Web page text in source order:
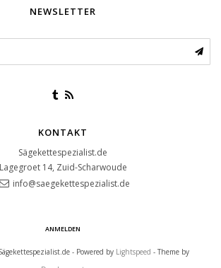
NEWSLETTER
KONTAKT
Sägekettespezialist.de
Lagegroet 14, Zuid-Scharwoude
info@saegekettespezialist.de
ANMELDEN
- Powered by Lightspeed - Theme by